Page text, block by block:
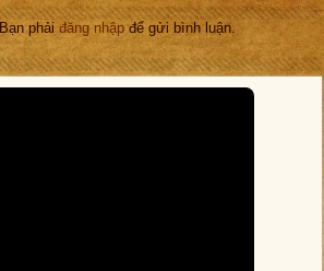
Bạn phảiđăng nhậpđể gửi bình luận.